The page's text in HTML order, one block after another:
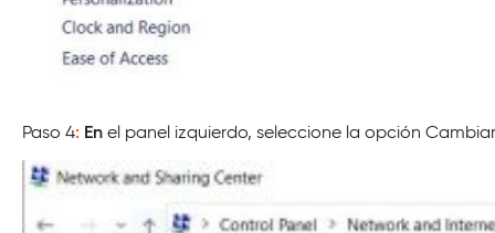
Paso 4: En el panel izquierdo, seleccione la opción